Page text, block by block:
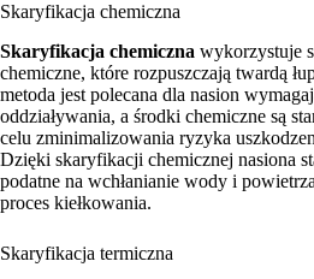
Skaryfikacja chemiczna
Skaryfikacja chemiczna wykorzystuje
chemiczne, które rozpuszczają twardą
metoda jest polecana dla nasion
oddziaływania, a środki chemiczne są
celu zminimalizowania ryzyka
Dzięki skaryfikacji chemicznej nasiona
podatne na wchłanianie wody i
proces kiełkowania.
Skaryfikacja termiczna